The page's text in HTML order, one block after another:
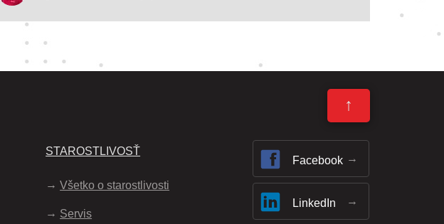
↑
STAROSTLIVOSŤ
Všetko o starostlivosti
Servis
Facebook
LinkedIn